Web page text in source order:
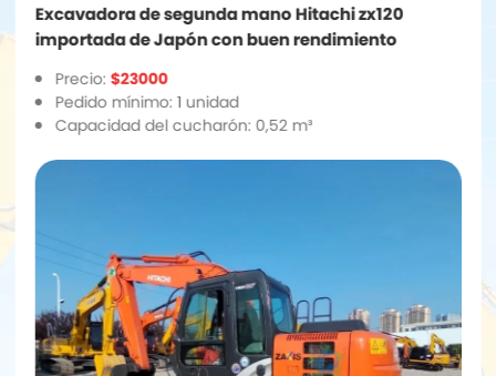
Excavadora de segunda mano Hitachi zx120
importada de Japón con buen rendimiento
Precio:$23000
Pedido mínimo: 1 unidad
Capacidad del cucharón: 0,52 m³